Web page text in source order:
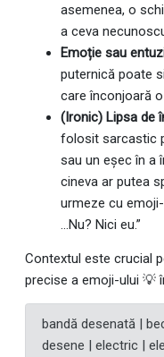
asemenea, o
a ceva
Emoție sau
puternică poate
care înconjoară
(Ironic) Lipsa de
folosit sarcastic
sau un eșec în a
cineva ar putea
urmeze cu
...Nu? Nici eu.”
Contextul este crucial
precise a emoji-ului 💡
bandă desenată |
desene | electric |